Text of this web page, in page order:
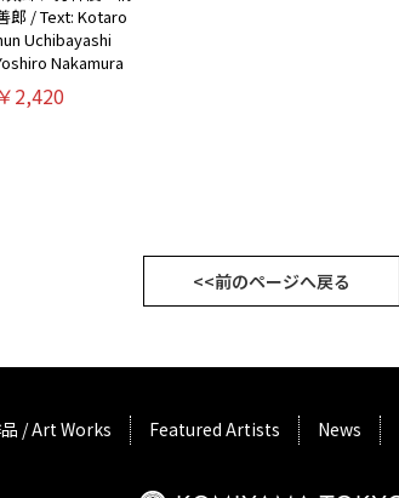
郎 / Text: Kotaro
Uchibayashi
Nakamura
2,420
<<前のページへ戻る
/ Art Works Featured Artists News